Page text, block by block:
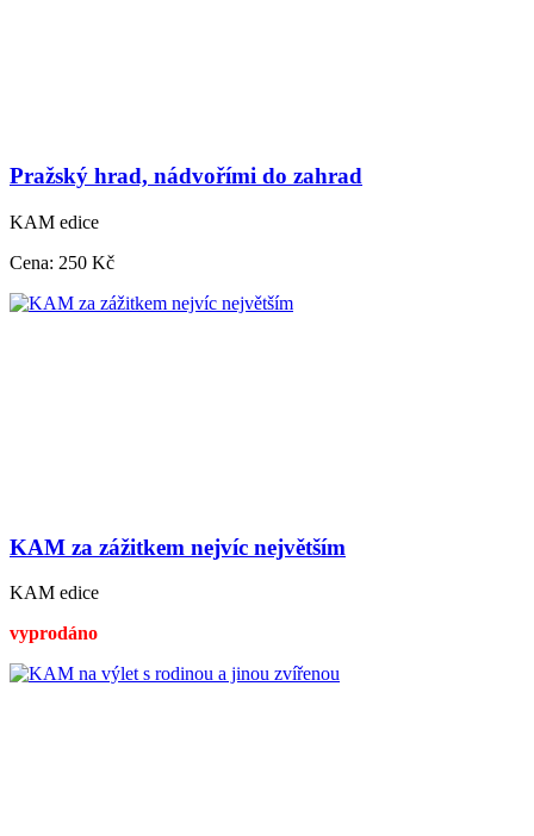
Pražský hrad, nádvořími do zahrad
KAM edice
Cena: 250 Kč
KAM za zážitkem nejvíc největším
KAM edice
vyprodáno